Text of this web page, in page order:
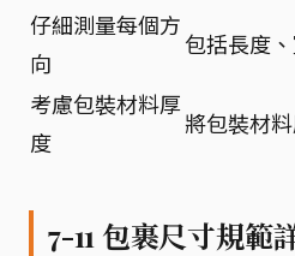
仔細測量每個方
向
包括長度
考慮包裝材料厚
度
將包裝材
7-11 包裹尺寸規範